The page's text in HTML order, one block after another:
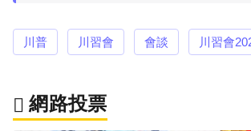
川普 川習會 會談 川習會
網路投票